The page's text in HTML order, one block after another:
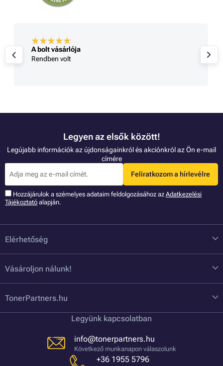
A bolt vásárlója
Rendben volt
Legyen az elsők között!
Legújabb információk az újdonságainkról és akciónkról az Ön e-mail
címére
Feliratkozom a hírlevélre
Hozzájárulok a szémelyes adataim feldolgozásához az Adatkezelési
Tájékoztató alapján.
Elérhetőség
Vásároljon nálunk!
TonerPartners.hu
Legyünk kapcsolatban
info@tonerpartners.hu
Következő munkanapon válaszolunk
+36 1955 5796